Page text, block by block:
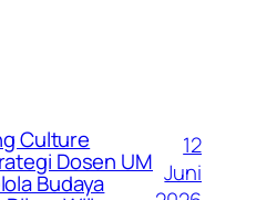
Culture
Dosen UM
Budaya
12
Juni